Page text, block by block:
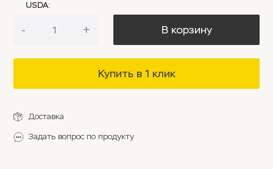
USDA:
- + В корзину
Купить в 1 клик
Доставка
Задать вопрос по продукту